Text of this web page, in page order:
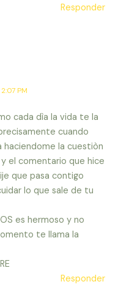
Responder
PM
cada dìa la vida te la
cuando
haciendome la cuestiòn
el comentario que hice
que pasa contigo
lo que sale de tu
es hermoso y no
te llama la
Responder